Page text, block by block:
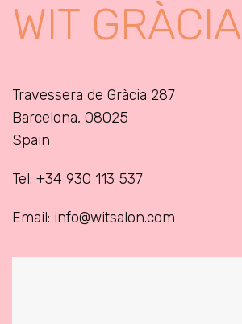
WIT GRÀCIA
Travessera de Gràcia 287
Barcelona, 08025
Spain
Tel: +34 930 113 537
Email: info@witsalon.com